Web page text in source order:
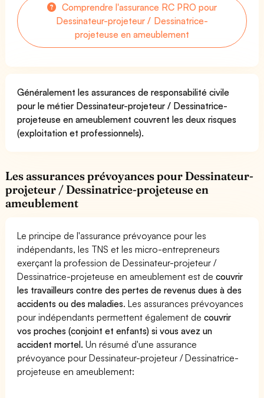
Comprendre l'assurance RC PRO pour
Dessinateur-projeteur / Dessinatrice-
projeteuse en ameublement
Généralement les assurances de responsabilité civile
pour le métier Dessinateur-projeteur / Dessinatrice-
projeteuse en ameublement couvrent les deux risques
(exploitation et professionnels).
Les assurances prévoyances pour Dessinateur-
projeteur / Dessinatrice-projeteuse en
ameublement
Le principe de l'assurance prévoyance pour les
indépendants, les TNS et les micro-entrepreneurs
exerçant la profession de Dessinateur-projeteur /
Dessinatrice-projeteuse en ameublement est decouvrir
les travailleurs contre des pertes de revenus dues à des
accidents ou des maladies. Les assurances prévoyances
pour indépendants permettent également decouvrir
vos proches (conjoint et enfants) si vous avez un
accident mortel. Un résumé d'une assurance
prévoyance pour Dessinateur-projeteur / Dessinatrice-
projeteuse en ameublement: